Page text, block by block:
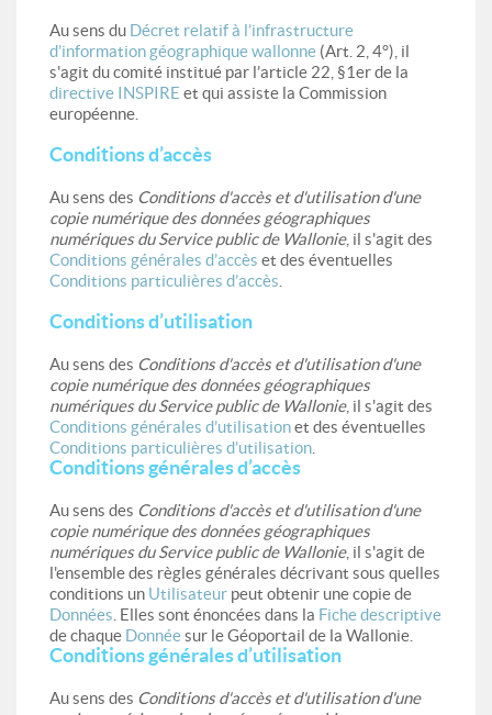
Au sens du Décret relatif à l’infrastructure
d’information géographique wallonne (Art. 2, 4°), il
s'agit du comité institué par l’article 22, §1er de la
directive INSPIRE et qui assiste la Commission
européenne.
Conditions d’accès
Au sens des Conditions d'accès et d'utilisation d'une
copie numérique des données géographiques
numériques du Service public de Wallonie, il s'agit des
Conditions générales d’accès et des éventuelles
Conditions particulières d’accès
Conditions d’utilisation
Au sens des Conditions d'accès et d'utilisation d'une
copie numérique des données géographiques
numériques du Service public de Wallonie, il s'agit des
Conditions générales d’utilisationet des éventuelles
Conditions particulières d’utilisation
Conditions générales d’accès
Au sens des Conditions d'accès et d'utilisation d'une
copie numérique des données géographiques
numériques du Service public de Wallonie, il s'agit de
l'ensemble des règles générales décrivant sous quelles
conditions un Utilisateur peut obtenir une copie de
Données . Elles sont énoncées dans la Fiche descriptive
de chaque Donnéesur le Géoportail de la Wallonie.
Conditions générales d’utilisation
Au sens des Conditions d'accès et d'utilisation d'une